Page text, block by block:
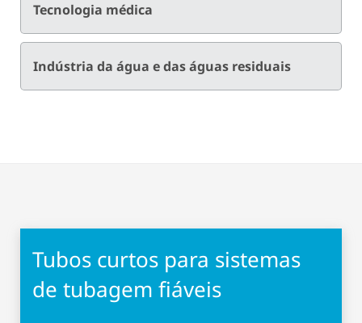
Tecnologia médica
Indústria da água e das águas residuais
Tubos curtos para sistemas
de tubagem fiáveis